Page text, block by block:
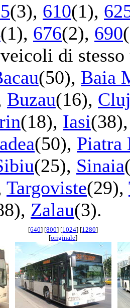
(3), 610(1),
(1), 676(2), 690
di
(50), Baia
Buzau(16),
(18), Iasi
(50), Piatra
(25), Sinaia
Targoviste(29),
Zalau(3).
[640] [800] [1024] [1280]
[originale]